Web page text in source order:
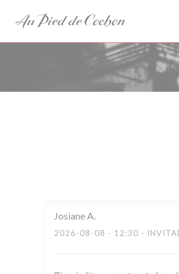
JosianeA
2026-08-08 - 12:30 -